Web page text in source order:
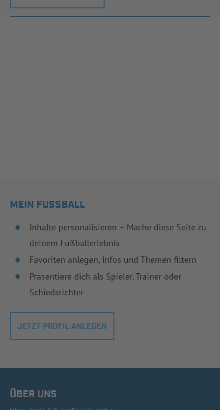
MEIN FUSSBALL
Inhalte personalisieren – Mache diese Seite zu
deinem Fußballerlebnis
Favoriten anlegen, Infos und Themen filtern
Präsentiere dich als Spieler, Trainer oder
Schiedsrichter
JETZT PROFIL ANLEGEN
ÜBER UNS